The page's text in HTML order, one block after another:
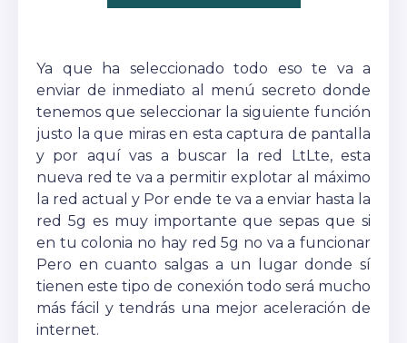
Ya que ha seleccionado todo eso te va a
enviar de inmediato al menú secreto donde
tenemos que seleccionar la siguiente función
justo la que miras en esta captura de pantalla
y por aquí vas a buscar la red LtLte, esta
nueva red te va a permitir explotar al máximo
la red actual y Por ende te va a enviar hasta la
red 5g es muy importante que sepas que si
en tu colonia no hay red 5g no va a funcionar
Pero en cuanto salgas a un lugar donde sí
tienen este tipo de conexión todo será mucho
más fácil y tendrás una mejor aceleración de
internet.